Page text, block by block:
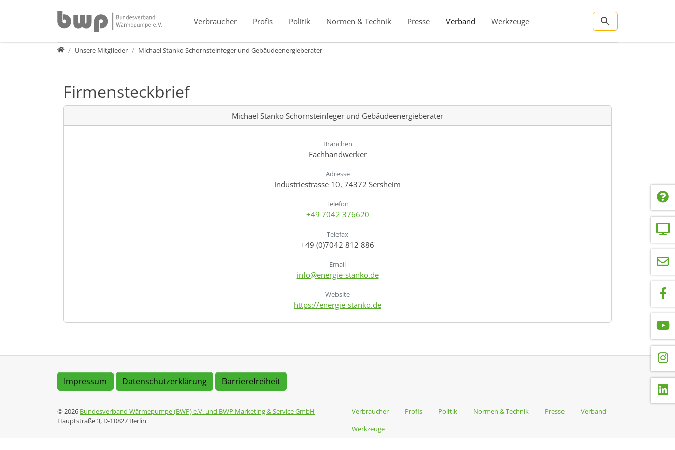
Verbraucher
Profis Politik Normen & Technik Presse Verband Werkzeuge
Verband
Unsere Mitglieder Michael Stanko Schornsteinfeger und Gebäudeenergieberater
Firmensteckbrief
Michael Stanko Schornsteinfeger und Gebäudeenergieberater
Branchen
Fachhandwerker
Adresse
Industriestrasse 10, 74372 Sersheim
Telefon
+49 7042 376620
Telefax
+49 (0)7042 812 886
Email
info@energie-stanko.de
Website
https://energie-stanko.de
Impressum Datenschutzerklärung Barrierefreiheit
© 2026 Bundesverband Wärmepumpe (BWP) e.V. und BWP Marketing & Service GmbH
Hauptstraße 3, D-10827 Berlin
Verbraucher Profis Politik Normen & Technik Presse
Verband
Werkzeuge